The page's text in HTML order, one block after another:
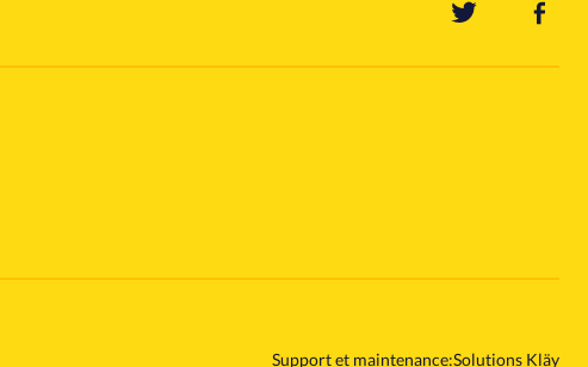
Support et maintenance:Solutions Kläy